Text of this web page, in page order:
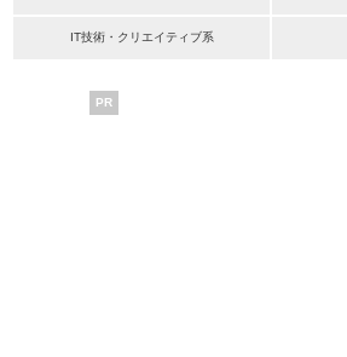
IT技術・クリエイティブ系
PR